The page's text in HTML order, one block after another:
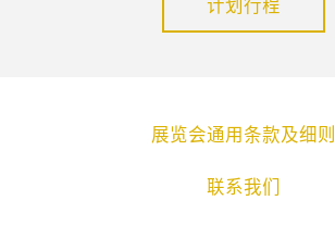
展览会通用条款及细则
联系我们